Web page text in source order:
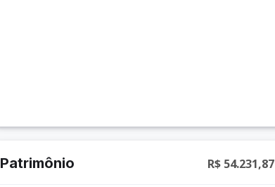
Patrimônio R$ 54.231,87